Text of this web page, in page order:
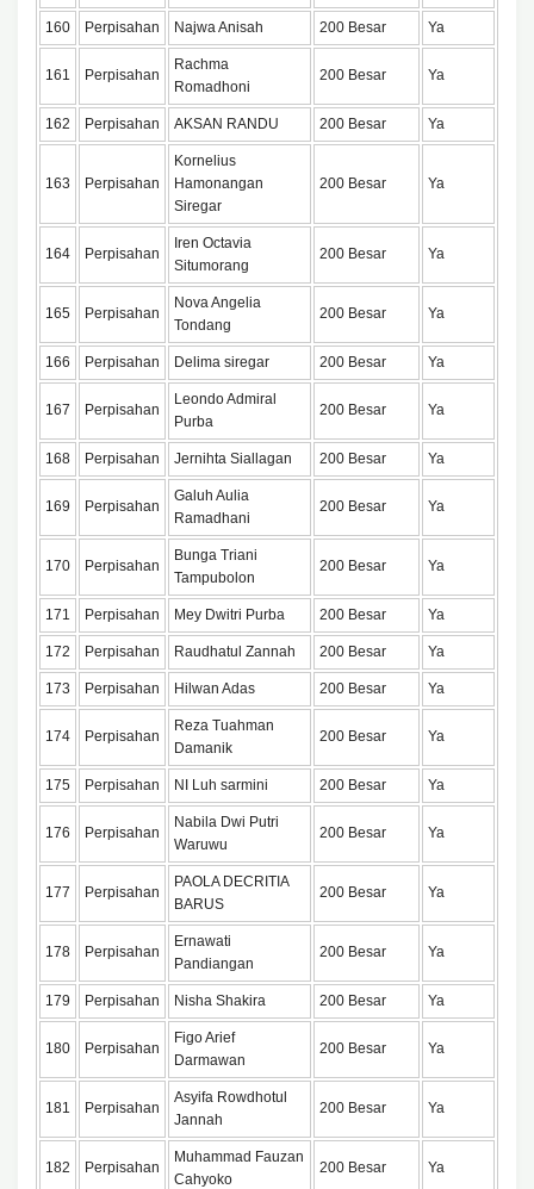
160 Perpisahan Najwa Anisah 200 Besar Ya
161 Perpisahan
Rachma
Romadhoni
200 Besar Ya
162 Perpisahan AKSAN RANDU 200 Besar Ya
163 Perpisahan
Kornelius
Hamonangan
Siregar
200 Besar Ya
164 Perpisahan
Iren Octavia
Situmorang
200 Besar Ya
165 Perpisahan
Nova Angelia
Tondang
200 Besar Ya
166 Perpisahan Delima siregar 200 Besar Ya
167 Perpisahan
Leondo Admiral
Purba
200 Besar Ya
168 Perpisahan Jernihta Siallagan 200 Besar Ya
169 Perpisahan
Galuh Aulia
Ramadhani
200 Besar Ya
170 Perpisahan
Bunga Triani
Tampubolon
200 Besar Ya
171 Perpisahan Mey Dwitri Purba 200 Besar Ya
172 Perpisahan Raudhatul Zannah 200 Besar Ya
173 Perpisahan Hilwan Adas 200 Besar Ya
174 Perpisahan
Reza Tuahman
Damanik
200 Besar Ya
175 Perpisahan NI Luh sarmini 200 Besar Ya
176 Perpisahan
Nabila Dwi Putri
Waruwu
200 Besar Ya
177 Perpisahan
PAOLA DECRITIA
BARUS
200 Besar Ya
178 Perpisahan
Ernawati
Pandiangan
200 Besar Ya
179 Perpisahan Nisha Shakira 200 Besar Ya
180 Perpisahan
Figo Arief
Darmawan
200 Besar Ya
181 Perpisahan
Asyifa Rowdhotul
Jannah
200 Besar Ya
182 Perpisahan
Muhammad Fauzan
Cahyoko
200 Besar Ya